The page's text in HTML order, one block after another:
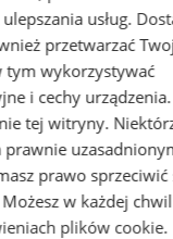
usług.
przetwarzać
tym wykorzystywać
i cechy urządzenia.
tej witryny.
prawnie
prawo sprzeciwić
Możesz w każdej
plików cookie.